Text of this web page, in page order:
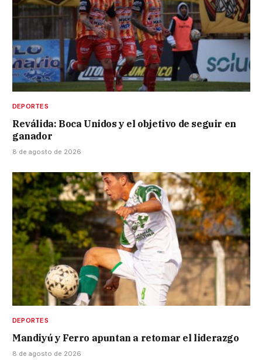
DEPORTES
Reválida: Boca Unidos y el objetivo de seguir en
ganador
8 de agosto de 2026
DEPORTES
Mandiyú y Ferro apuntan a retomar el liderazgo
8 de agosto de 2026